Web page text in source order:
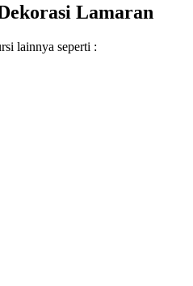
Lamaran
lainnya seperti :